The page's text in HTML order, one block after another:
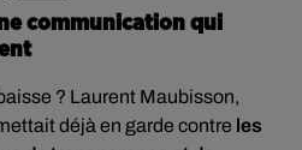
communication qui
? Laurent Maubisson,
déjà en garde contre les